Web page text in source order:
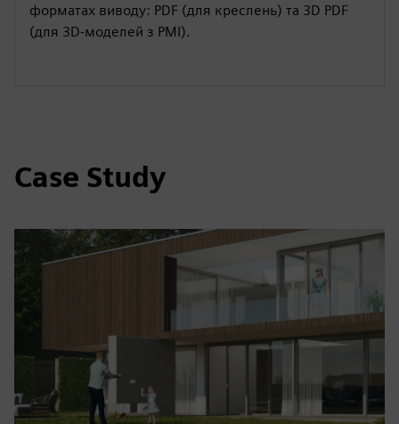
форматах виводу: PDF (для креслень) та 3D PDF
(для 3D-моделей з PMI).
Case Study